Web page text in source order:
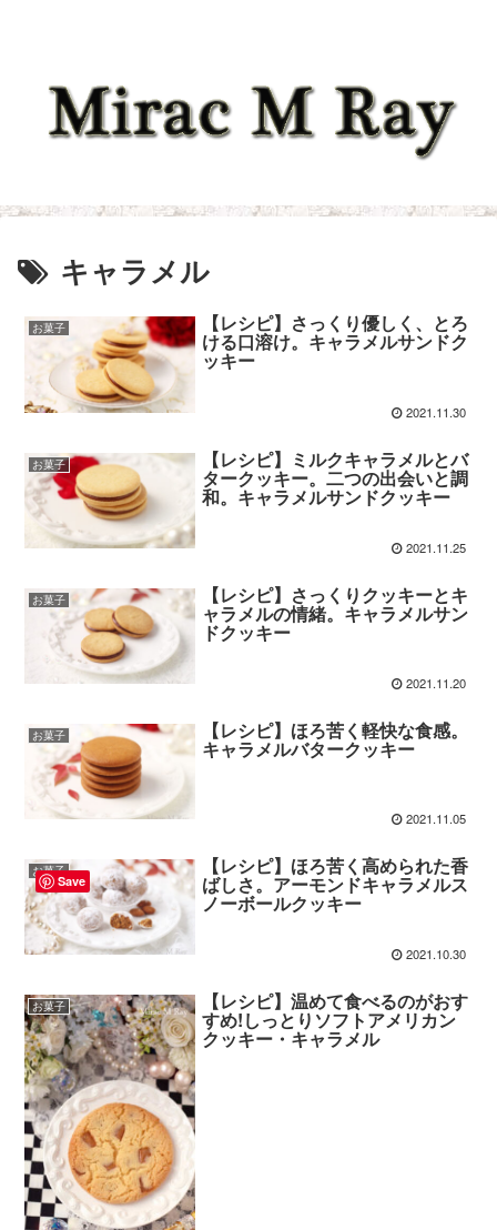
キャラメル
お菓子 【レシピ】さっくり優しく、とろ
ける口溶け。キャラメルサンドク
ッキー
2021.11.30
お菓子 【レシピ】ミルクキャラメルとバ
タークッキー。二つの出会いと調
和。キャラメルサンドクッキー
2021.11.25
お菓子 【レシピ】さっくりクッキーとキ
ャラメルの情緒。キャラメルサン
ドクッキー
2021.11.20
お菓子 【レシピ】ほろ苦く軽快な食感。
キャラメルバタークッキー
2021.11.05
お菓子 【レシピ】ほろ苦く高められた香
ばしさ。アーモンドキャラメルス
ノーボールクッキー
2021.10.30
お菓子 【レシピ】温めて食べるのがおす
すめ!しっとりソフトアメリカン
クッキー・キャラメル
Save